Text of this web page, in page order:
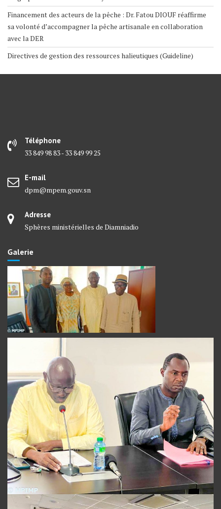
Financement des acteurs de la pêche : Dr. Fatou DIOUF réaffirme
sa volonté d’accompagner la pêche artisanale en collaboration
avec la DER
Directives de gestion des ressources halieutiques (Guideline)
Téléphone
33 849 98 83 - 33 849 99 25
E-mail
dpm@mpem.gouv.sn
Adresse
Sphères ministérielles de Diamniadio
Galerie